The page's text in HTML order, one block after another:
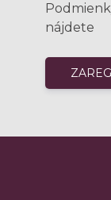
nájdete